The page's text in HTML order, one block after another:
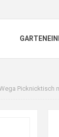
Picknicktisch